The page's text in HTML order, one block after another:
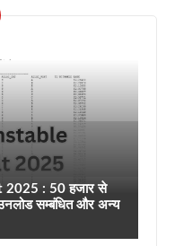
2025 : 50 हजार से
सम्बंधित और अन्य